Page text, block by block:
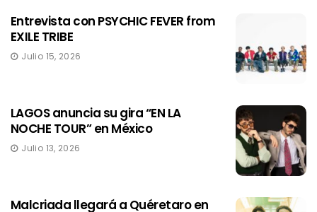
Entrevista con PSYCHIC FEVER from
EXILE TRIBE
Julio 15, 2026
LAGOS anuncia su gira “EN LA
NOCHE TOUR” en México
Julio 13, 2026
Malcriada llegará a Quéretaro en